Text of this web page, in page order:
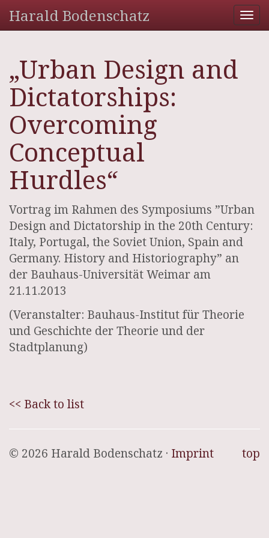
Harald Bodenschatz
„Urban Design and
Dictatorships:
Overcoming
Conceptual
Hurdles“
Vortrag im Rahmen des Symposiums ”Urban
Design and Dictatorship in the 20th Century:
Italy, Portugal, the Soviet Union, Spain and
Germany. History and Historiography” an
der Bauhaus-Universität Weimar am
21.11.2013
(Veranstalter: Bauhaus-Institut für Theorie
und Geschichte der Theorie und der
Stadtplanung)
<< Back to list
top
© 2026 Harald Bodenschatz · Imprint